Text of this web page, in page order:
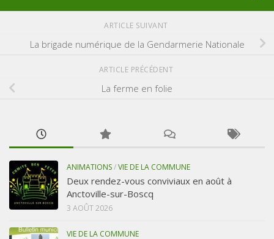
ARTICLE SUIVANT
La brigade numérique de la Gendarmerie Nationale
ARTICLE PRÉCÉDENT
La ferme en folie
ANIMATIONS/VIE DE LA COMMUNE
Deux rendez-vous conviviaux en août à
Anctoville-sur-Boscq
3 AOÛT 2026
VIE DE LA COMMUNE